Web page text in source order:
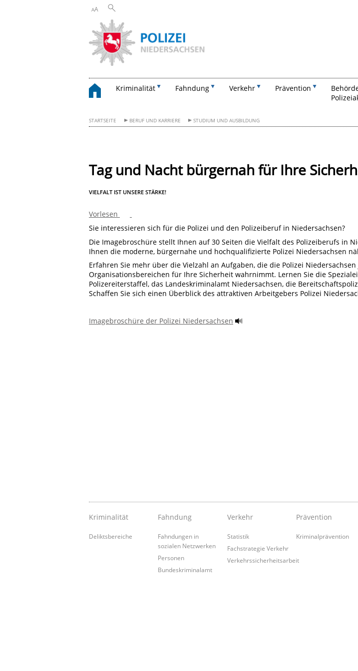
AA
Kriminalität Fahndung Verkehr Prävention
STARTSEITE BERUF UND KARRIERE STUDIUM UND AUSBILDUNG
Tag und Nacht bürgernah für Ihre
VIELFALT IST UNSERE STÄRKE!
Vorlesen
Sie interessieren sich für die Polizei und den Polizeiberuf in Niedersachsen?
Die Imagebroschüre stellt Ihnen auf 30 Seiten die Vielfalt des Polizeiberufs in
Ihnen die moderne, bürgernahe und hochqualifizierte Polizei Niedersachsen
Erfahren Sie mehr über die Vielzahl an Aufgaben, die die Polizei
Organisationsbereichen für Ihre Sicherheit wahrnimmt. Lernen Sie die
Polizereiterstaffel, das Landeskriminalamt Niedersachsen, die
Schaffen Sie sich einen Überblick des attraktiven Arbeitgebers Polizei
Imagebroschüre der Polizei Niedersachsen
Kriminalität
Deliktsbereiche
Fahndung
Fahndungen in
sozialen Netzwerken
Personen
Bundeskriminalamt
Verkehr
Statistik
Fachstrategie Verkehr
Verkehrssicherheitsarbeit
Prävention
Kriminalprävention